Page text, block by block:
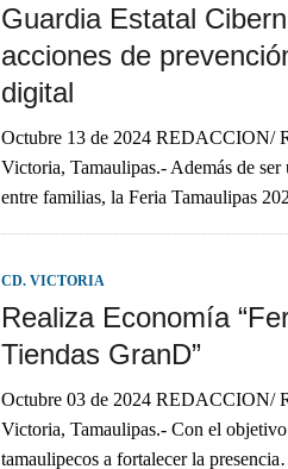
Guardia Estatal
acciones de
digital
Octubre 13 de 2024 REDACCION/
Victoria, Tamaulipas.- Además de
entre familias, la Feria Tamaulipas
CD. VICTORIA
Realiza Economía
Tiendas GranD”
Octubre 03 de 2024 REDACCION/
Victoria, Tamaulipas.- Con el
tamaulipecos a fortalecer la